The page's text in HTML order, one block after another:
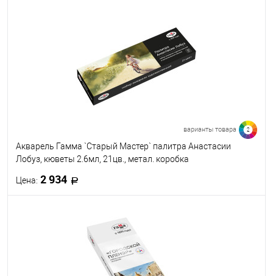
В наличии
варианты товара 2
Акварель Гамма `Старый Мастер` палитра Анастасии
Лобуз, кюветы 2.6мл, 21цв., метал. коробка
Цена: 2 934